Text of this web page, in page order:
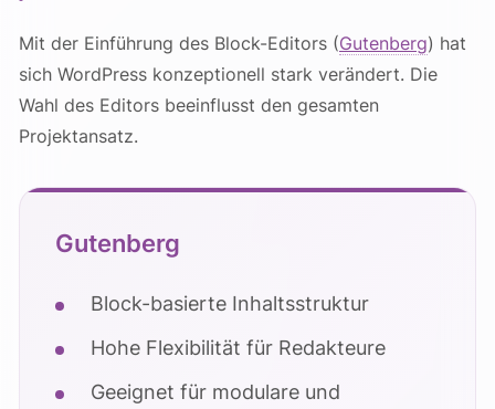
Mit der Einführung des Block-Editors (Gutenberg) hat
sich WordPress konzeptionell stark verändert. Die
Wahl des Editors beeinflusst den gesamten
Projektansatz.
Gutenberg
Block-basierte Inhaltsstruktur
Hohe Flexibilität für Redakteure
Geeignet für modulare und